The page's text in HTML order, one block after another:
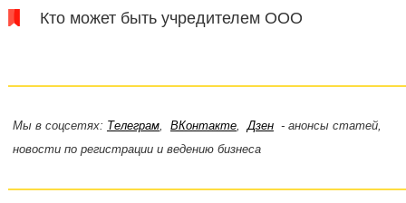
Кто может быть учредителем ООО
Мы в соцсетях: Телеграм, ВКонтакте,Дзен- анонсы статей,
новости по регистрации и ведению бизнеса